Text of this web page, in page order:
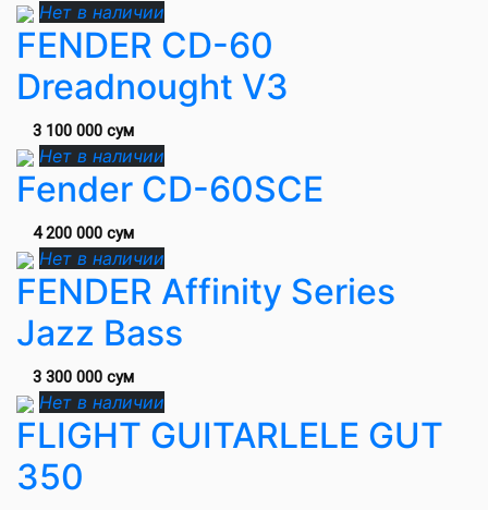
Нет в наличии
FENDER CD-60
Dreadnought V3
3 100 000 сум
Нет в наличии
Fender CD-60SCE
4 200 000 сум
Нет в наличии
FENDER Affinity Series
Jazz Bass
3 300 000 сум
Нет в наличии
FLIGHT GUITARLELE GUT
350